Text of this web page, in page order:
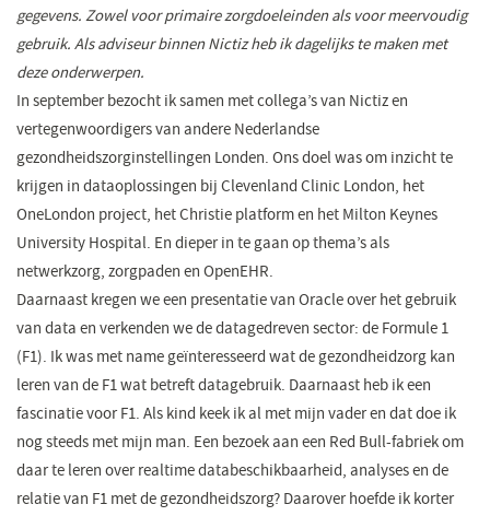
gegevens. Zowel voor primaire zorgdoeleinden als voor meervoudig
gebruik. Als adviseur binnen Nictiz heb ik dagelijks te maken met
deze onderwerpen.
In september bezocht ik samen met collega’s van Nictiz en
vertegenwoordigers van andere Nederlandse
gezondheidszorginstellingen Londen. Ons doel was om inzicht te
krijgen in dataoplossingen bij Clevenland Clinic London, het
OneLondon project, het Christie platform en het Milton Keynes
University Hospital. En dieper in te gaan op thema’s als
netwerkzorg, zorgpaden en OpenEHR.
Daarnaast kregen we een presentatie van Oracle over het gebruik
van data en verkenden we de datagedreven sector: de Formule 1
(F1). Ik was met name geïnteresseerd wat de gezondheidzorg kan
leren van de F1 wat betreft datagebruik. Daarnaast heb ik een
fascinatie voor F1. Als kind keek ik al met mijn vader en dat doe ik
nog steeds met mijn man. Een bezoek aan een Red Bull-fabriek om
daar te leren over realtime databeschikbaarheid, analyses en de
relatie van F1 met de gezondheidszorg? Daarover hoefde ik korter